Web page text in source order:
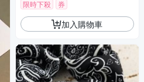
限時下殺 券
加入購物車